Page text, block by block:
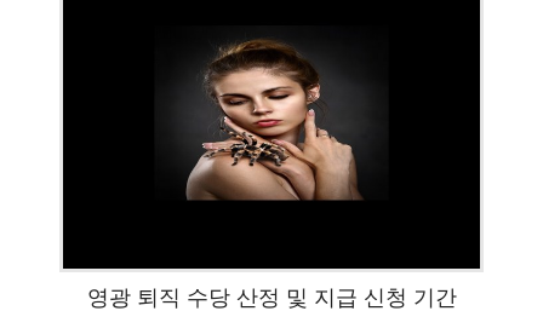
영광 퇴직 수당 산정 및 지급 신청 기간